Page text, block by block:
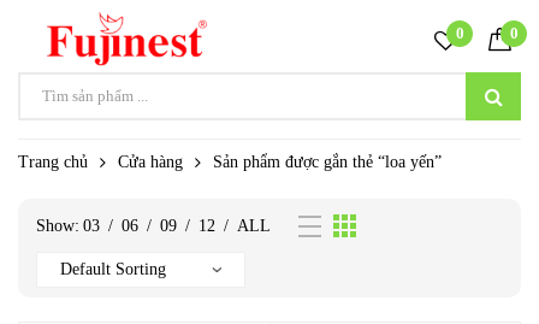
0 0
Trang chủ Cửa hàng Sản phẩm được gắn thẻ “loa yến”
Show: 03 / 06 / 09 / 12 / ALL